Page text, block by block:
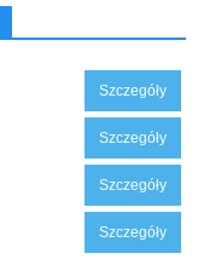
Szczegóły
Szczegóły
Szczegóły
Szczegóły